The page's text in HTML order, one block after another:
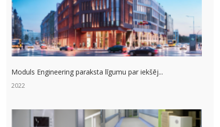
Moduls Engineering paraksta līgumu par iekšēj...
2022